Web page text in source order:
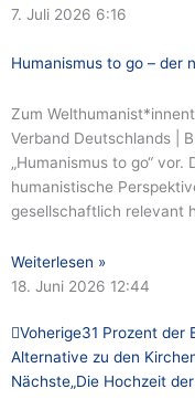
7. Juli 2026 6:16
Humanismus to go – der
Zum
Verband Deutschlands |
„Humanismus to go“
humanistische
gesellschaftlich relevant
Weiterlesen »
18. Juni 2026 12:44
Zurück
Voherige31 Prozent der
Alternative zu den
Nächste„Die Hochzeit